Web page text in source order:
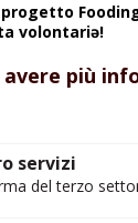
volontariə!
avere più
servizi
del terzo